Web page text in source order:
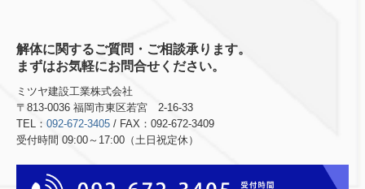
解体に関するご質問・ご相談承ります。
まずはお気軽にお問合せください。
ミツヤ建設工業株式会社
〒813-0036 福岡市東区若宮 2-16-33
TEL： 092-672-3405 / FAX：092-672-3409
受付時間 09:00～17:00（土日祝定休）